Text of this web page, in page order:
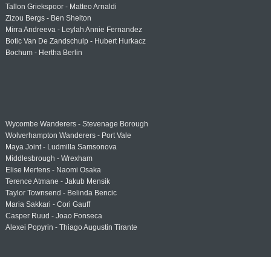
Tallon Griekspoor - Matteo Arnaldi
Zizou Bergs - Ben Shelton
Mirra Andreeva - Leylah Annie Fernandez
Botic Van De Zandschulp - Hubert Hurkacz
Bochum - Hertha Berlin
Wycombe Wanderers - Stevenage Borough
Wolverhampton Wanderers - Port Vale
Maya Joint - Ludmilla Samsonova
Middlesbrough - Wrexham
Elise Mertens - Naomi Osaka
Terence Atmane - Jakub Mensik
Taylor Townsend - Belinda Bencic
Maria Sakkari - Cori Gauff
Casper Ruud - Joao Fonseca
Alexei Popyrin - Thiago Augustin Tirante